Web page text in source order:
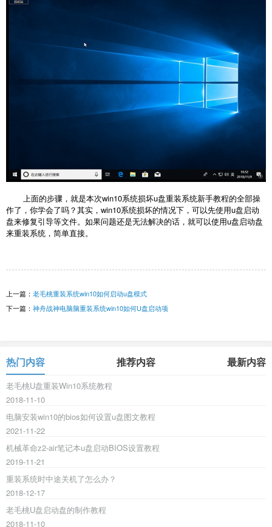
上面的步骤，就是本次win10系统损坏u盘重装系统新手教程的全部操
作了，你学会了吗？其实，win10系统损坏的情况下，可以先使用u盘启动
盘来修复引导等文件。如果问题还是无法解决的话，就可以使用u盘启动盘
来重装系统，简单直接。
上一篇： 老毛桃重装系统win10如何启动u盘模式
下一篇： 神舟战神电脑脑重装系统win10如何U盘启动项
热门内容 推荐内容 最新内容
老毛桃U盘重装Win10系统教程
2018-11-10
电脑安装win10的bios如何设置u盘图文教程
2021-11-22
机械革命z2-air笔记本u盘启动BIOS设置教程
2019-11-21
重装系统时中途关机了怎么办？
2018-12-17
老毛桃U盘启动盘的制作教程
2018-11-10